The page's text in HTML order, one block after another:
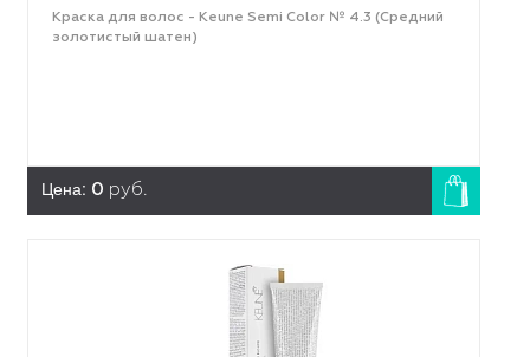
Краска для волос - Keune Semi Color № 4.3 (Средний
золотистый шатен)
Цена: 0 руб.